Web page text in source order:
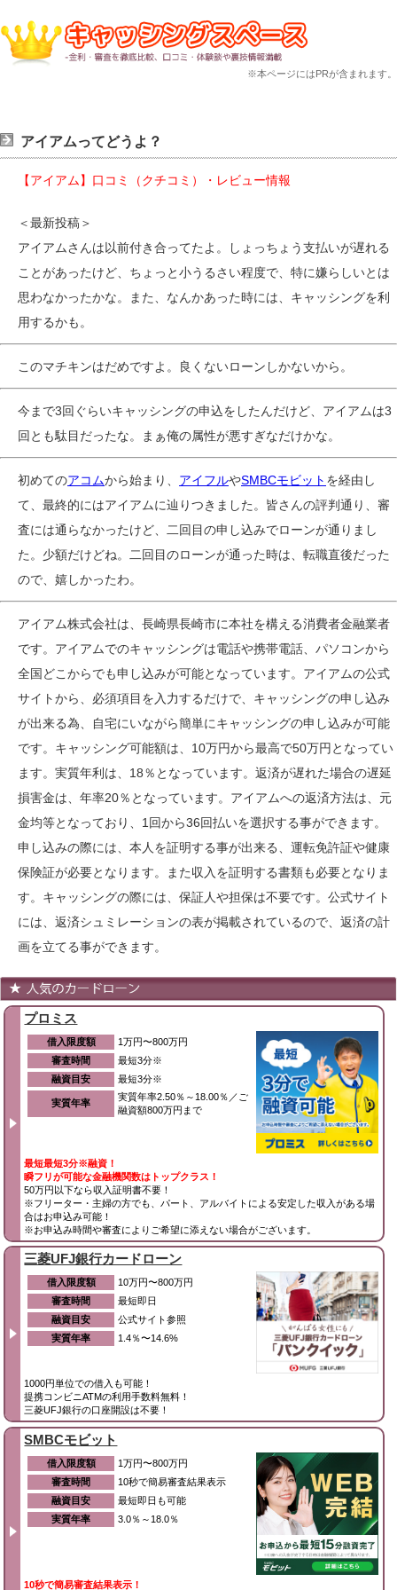
※本ページにはPRが含まれます。
アイアムってどうよ？
【アイアム】口コミ（クチコミ）・レビュー情報
＜最新投稿＞
アイアムさんは以前付き合ってたよ。しょっちょう支払いが遅れる
ことがあったけど、ちょっと小うるさい程度で、特に嫌らしいとは
思わなかったかな。また、なんかあった時には、キャッシングを利
用するかも。
このマチキンはだめですよ。良くないローンしかないから。
今まで3回ぐらいキャッシングの申込をしたんだけど、アイアムは3
回とも駄目だったな。まぁ俺の属性が悪すぎなだけかな。
初めてのアコムから始まり、 アイフルやSMBCモビット を経由し
て、最終的にはアイアムに辿りつきました。皆さんの評判通り、審
査には通らなかったけど、二回目の申し込みでローンが通りまし
た。少額だけどね。二回目のローンが通った時は、転職直後だった
ので、嬉しかったわ。
アイアム株式会社は、長崎県長崎市に本社を構える消費者金融業者
です。アイアムでのキャッシングは電話や携帯電話、パソコンから
全国どこからでも申し込みが可能となっています。アイアムの公式
サイトから、必須項目を入力するだけで、キャッシングの申し込み
が出来る為、自宅にいながら簡単にキャッシングの申し込みが可能
です。キャッシング可能額は、10万円から最高で50万円となってい
ます。実質年利は、18％となっています。返済が遅れた場合の遅延
損害金は、年率20％となっています。アイアムへの返済方法は、元
金均等となっており、1回から36回払いを選択する事ができます。
申し込みの際には、本人を証明する事が出来る、運転免許証や健康
保険証が必要となります。また収入を証明する書類も必要となりま
す。キャッシングの際には、保証人や担保は不要です。公式サイト
には、返済シュミレーションの表が掲載されているので、返済の計
画を立てる事ができます。
プロミス
借入限度額
1万円〜800万円
審査時間
最短3分※
融資目安
最短3分※
実質年率
実質年率2.50％～18.00％／ご
融資額800万円まで
最短最短3分※融資！
瞬フリが可能な金融機関数はトップクラス！
50万円以下なら収入証明書不要！
※フリーター・主婦の方でも、パート、アルバイトによる安定した収入がある場
合はお申込み可能！
※お申込み時間や審査によりご希望に添えない場合がございます。
三菱UFJ銀行カードローン
借入限度額
10万円〜800万円
審査時間
最短即日
融資目安
公式サイト参照
実質年率
1.4％〜14.6%
1000円単位での借入も可能！
提携コンビニATMの利用手数料無料！
三菱UFJ銀行の口座開設は不要！
SMBCモビット
借入限度額
1万円〜800万円
審査時間
10秒で簡易審査結果表示
融資目安
最短即日も可能
実質年率
3.0％～18.0％
10秒で簡易審査結果表示！